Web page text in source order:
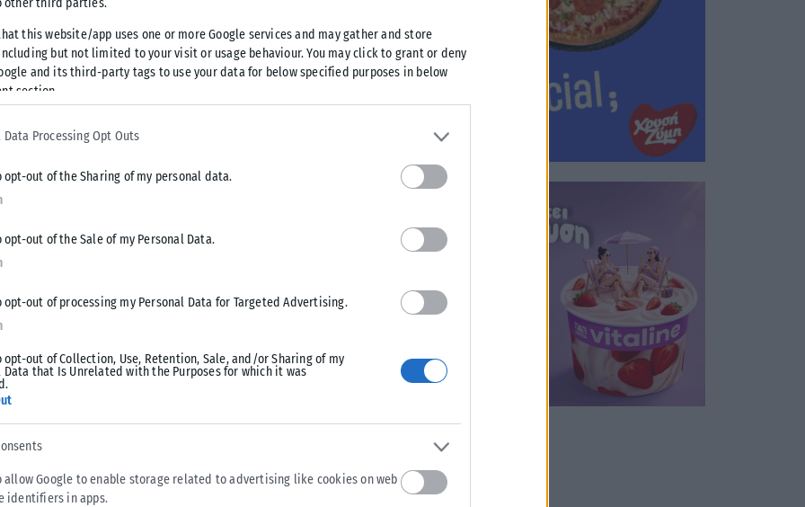
this website/app uses one or more Google services and may gather and store
but not limited to your visit or usage behaviour. You may click to grant or deny
and its third-party tags to use your data for below specified purposes in below
section.
Data Processing Opt Outs
opt-out of the Sharing of my personal data.
opt-out of the Sale of my Personal Data.
opt-out of processing my Personal Data for Targeted Advertising.
opt-out of Collection, Use, Retention, Sale, and/or Sharing of my
Data that Is Unrelated with the Purposes for which it was
allow Google to enable storage related to advertising like cookies on web
identifiers in apps.
νέας πολιτικής κίνησης, επιλέγοντας το μπλε και το
είναι η χαρακτηριστική φράση που συνοδεύει τον
Send